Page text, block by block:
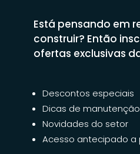
Está pensando em
construir? Então
ofertas exclusivas
Descontos especiais
Dicas de manutenção
Novidades do setor
Acesso antecipado a